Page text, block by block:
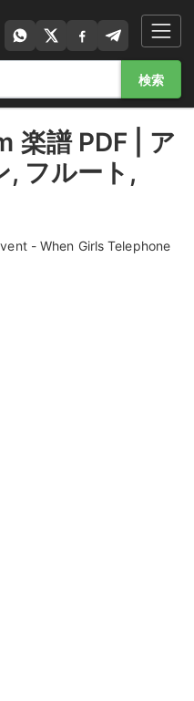
検索
楽譜 PDF | ア
, フルート,
- When Girls Telephone